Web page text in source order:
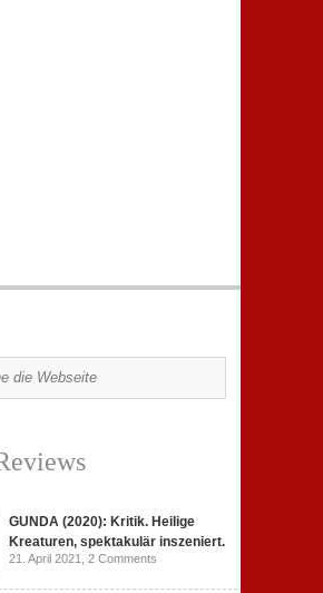
GUNDA (2020): Kritik. Heilige
Kreaturen, spektakulär inszeniert.
21. April 2021, 2 Comments